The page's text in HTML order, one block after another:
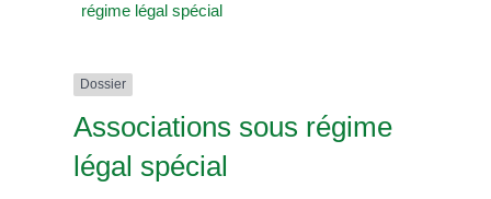
régime légal spécial
Dossier
Associations sous régime
légal spécial